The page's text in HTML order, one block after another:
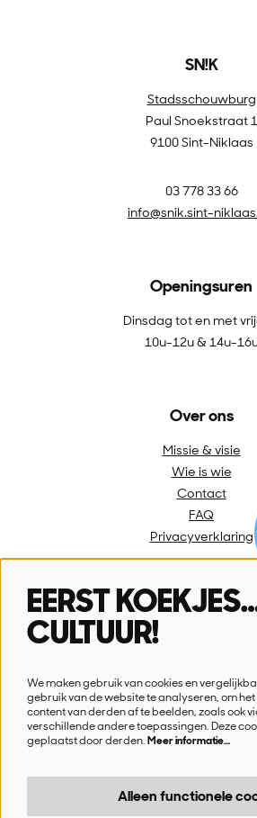
SN!K
Stadsschouwburg
Paul Snoekstraat 1
9100 Sint-Niklaas
03 778 33 66
info@snik.sint-
Openingsuren
Dinsdag tot en met
10u-12u & 14u-
Over ons
Missie & visie
Wie is wie
Contact
FAQ
Privacyverklaring
Volg ons
Schrijf je in voor onze
Ik wil nieuws!
EERST
CULTUUR!
We maken gebruik van cookies en
gebruik van de website te analyseren, om
content van derden af te beelden, zoals ook
verschillende andere toepassingen. Deze
geplaatst door derden.Meer informatie…
Alleen functionele